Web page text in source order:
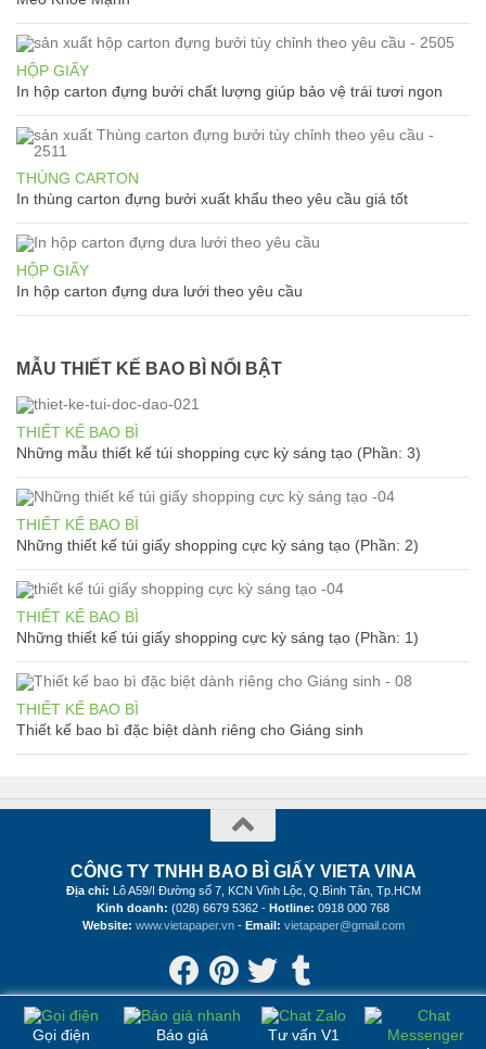
HỘP GIẤY
In hộp carton đựng bưởi chất lượng giúp bảo vệ trái tươi ngon
THÙNG CARTON
In thùng carton đựng bưởi xuất khẩu theo yêu cầu giá tốt
HỘP GIẤY
In hộp carton đựng dưa lưới theo yêu cầu
MẪU THIẾT KẾ BAO BÌ NỔI BẬT
THIẾT KẾ BAO BÌ
Những mẫu thiết kế túi shopping cực kỳ sáng tạo (Phần: 3)
THIẾT KẾ BAO BÌ
Những thiết kế túi giấy shopping cực kỳ sáng tạo (Phần: 2)
THIẾT KẾ BAO BÌ
Những thiết kế túi giấy shopping cực kỳ sáng tạo (Phần: 1)
THIẾT KẾ BAO BÌ
Thiết kế bao bì đặc biệt dành riêng cho Giáng sinh
CÔNG TY TNHH BAO BÌ GIẤY VIETA VINA
Địa chỉ: Lô A59/I Đường số 7, KCN Vĩnh Lộc, Q.Bình Tân, Tp.HCM
Kinh doanh: (028) 6679 5362 - Hotline: 0918 000 768
Website: www.vietapaper.vn- Email: vietapaper@gmail.com
Gọi điện Báo giá
Tư vấn V1